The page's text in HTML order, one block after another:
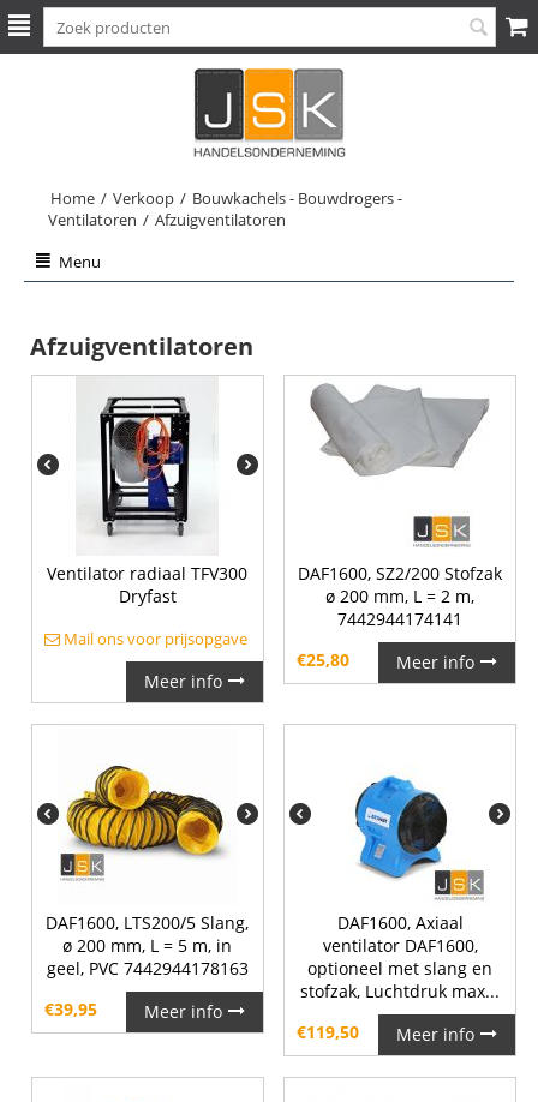
Home / Verkoop / Bouwkachels - Bouwdrogers -
Ventilatoren / Afzuigventilatoren
Menu
Afzuigventilatoren
Ventilator radiaal TFV300
Dryfast
Mail ons voor prijsopgave
Meer info
DAF1600, SZ2/200 Stofzak
ø 200 mm, L = 2 m,
7442944174141
€25,80 Meer info
DAF1600, LTS200/5 Slang,
ø 200 mm, L = 5 m, in
geel, PVC 7442944178163
€39,95 Meer info
DAF1600, Axiaal
ventilator DAF1600,
optioneel met slang en
stofzak, Luchtdruk max...
€119,50 Meer info